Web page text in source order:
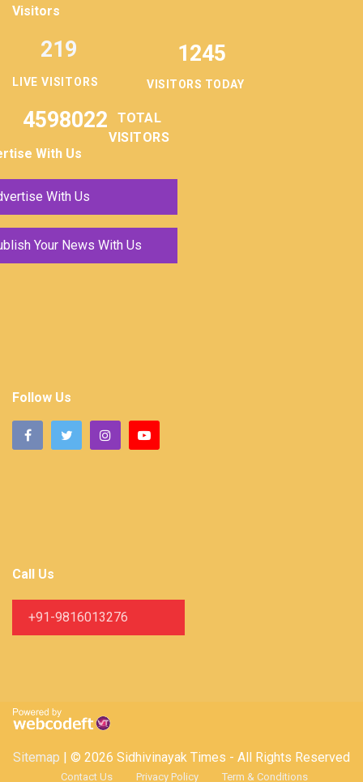
Visitors
LIVE VISITORS
219 1245
VISITORS TODAY
4598022
TOTAL
VISITORS
With Us
With Us
Your News With Us
Follow Us
Call Us
+91-9816013276
Sitemap | © 2026 Sidhivinayak Times - All Rights Reserved
Contact Us Privacy Policy Term & Conditions